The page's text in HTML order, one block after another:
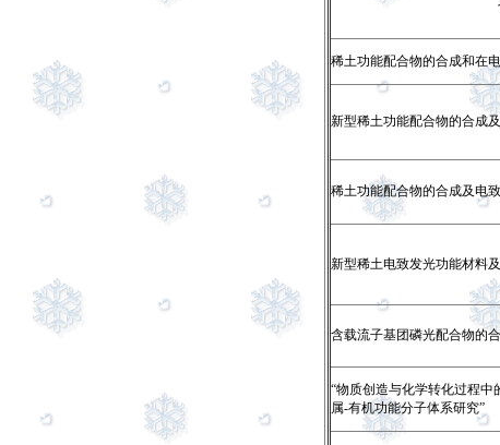
稀土功能配合物的合成和在
新型稀土功能配合物的合成
稀土功能配合物的合成及电
新型稀土电致发光功能材料
含载流子基团磷光配合物的
“物质创造与化学转化过程中
属-有机功能分子体系研究”